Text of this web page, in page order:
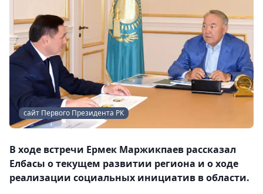
сайт Первого Президента РК
В ходе встречи Ермек Маржикпаев рассказал
Елбасы о текущем развитии региона и о ходе
реализации социальных инициатив в области.